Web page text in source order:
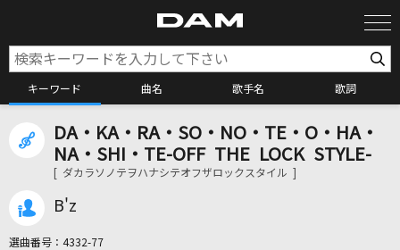
キーワード 曲名 歌手名 歌詞
カラオケ検索
DA・KA・RA・SO・NO・TE・O・HA・
NA・SHI・TE-OFF THE LOCK STYLE-
[ ダカラソノテヲハナシテオフザロックスタイル ]
B'z
選曲番号： 4332-77